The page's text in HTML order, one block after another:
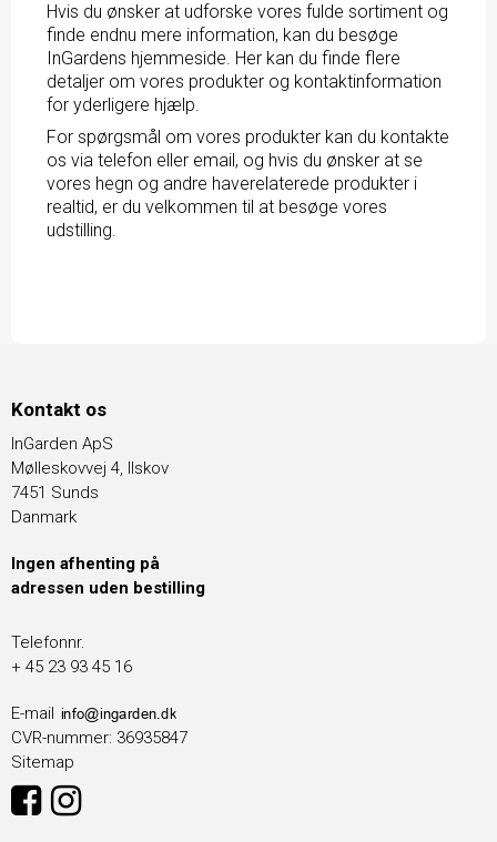
Hvis du ønsker at udforske vores fulde sortiment og
finde endnu mere information, kan du besøge
InGardens hjemmeside. Her kan du finde flere
detaljer om vores produkter og kontaktinformation
for yderligere hjælp.
For spørgsmål om vores produkter kan du kontakte
os via telefon eller email, og hvis du ønsker at se
vores hegn og andre haverelaterede produkter i
realtid, er du velkommen til at besøge vores
udstilling.
Kontakt os
InGarden ApS
Mølleskovvej 4, Ilskov
7451 Sunds
Danmark
Ingen afhenting på
adressen uden bestilling
Telefonnr.
+ 45 23 93 45 16
E-mail
CVR-nummer: 36935847
Sitemap